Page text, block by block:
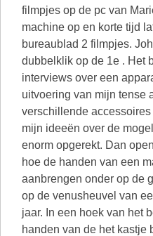
filmpjes op de pc van
machine op en korte tijd
bureaublad 2 filmpjes.
dubbelklik op de 1e . Het
interviews over een
uitvoering van mijn tense
verschillende
mijn ideeën over de
enorm opgerekt. Dan
hoe de handen van een
aanbrengen onder op de
op de venusheuvel van
jaar. In een hoek van het
handen van de het kastje